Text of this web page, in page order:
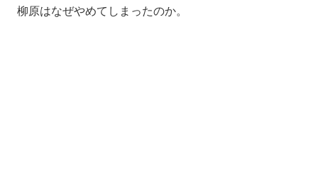
柳原はなぜやめてしまったのか。